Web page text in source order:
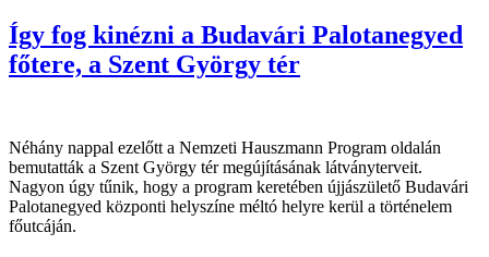
Így fog kinézni a Budavári Palotanegyed
főtere, a Szent György tér
Néhány nappal ezelőtt a Nemzeti Hauszmann Program oldalán
bemutatták a Szent György tér megújításának látványterveit.
Nagyon úgy tűnik, hogy a program keretében újjászülető Budavári
Palotanegyed központi helyszíne méltó helyre kerül a történelem
főutcáján.